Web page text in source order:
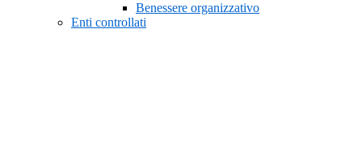
Benessere organizzativo
Enti controllati